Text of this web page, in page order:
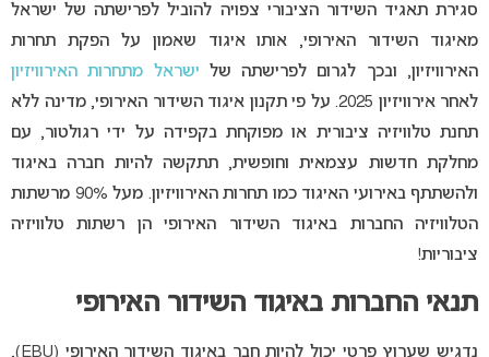
סגירת תאגיד השידור הציבורי צפויה להוביל לפרישתה של ישראל
מאיגוד השידור האירופי, אותו איגוד שאמון על הפקת תחרות
האירוויזיון, ובכך לגרום לפרישתה של ישראל מתחרות האירוויזיון
לאחר אירוויזיון 2025. על פי תקנון איגוד השידור האירופי, מדינה ללא
תחנת טלוויזיה ציבורית או מפוקחת בקפידה על ידי רגולטור, עם
מחלקת חדשות עצמאית וחופשית, תתקשה להיות חברה באיגוד
ולהשתתף באירועי האיגוד כמו תחרות האירוויזיון. מעל 90% מרשתות
הטלוויזיה החברות באיגוד השידור האירופי הן רשתות טלוויזיה
ציבוריות!
תנאי החברות באיגוד השידור האירופי
נדגיש שערוץ פרטי יכול להיות חבר באיגוד השידור האירופי (EBU),